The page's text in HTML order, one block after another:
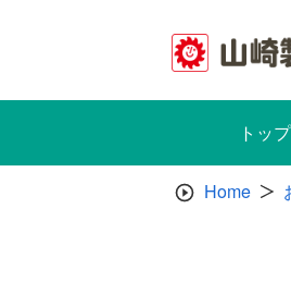
トップ
Home